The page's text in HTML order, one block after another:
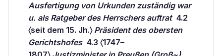
Ausfertigung von Urkunden zuständig war
u. als Ratgeber des Herrschers auftrat 4.2
〈seit dem 15. Jh.〉 Präsident des obersten
Gerichtshofes 4.3 〈1747–